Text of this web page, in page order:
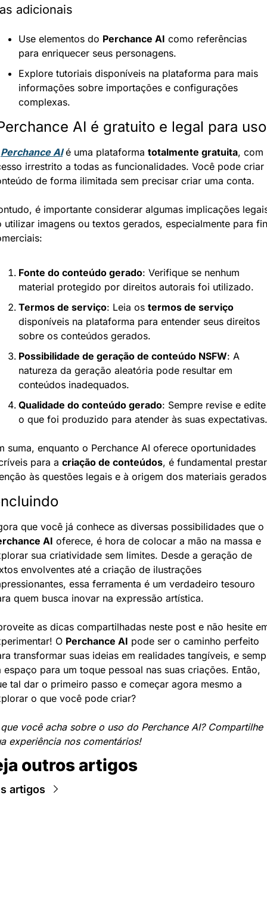
adicionais
Use elementos do Perchance AI como referências
para enriquecer seus personagens.
Explore tutoriais disponíveis na plataforma para mais
informações sobre importações e configurações
complexas.
AI é gratuito e legal para
Perchance AI é uma plataforma totalmente gratuita, com
irrestrito a todas as funcionalidades. Você pode criar
de forma ilimitada sem precisar criar uma conta.
é importante considerar algumas implicações
utilizar imagens ou textos gerados, especialmente para
Fonte do conteúdo gerado: Verifique se nenhum
material protegido por direitos autorais foi utilizado.
Termos de serviço: Leia os termos de serviço
disponíveis na plataforma para entender seus direitos
sobre os conteúdos gerados.
Possibilidade de geração de conteúdo NSFW: A
natureza da geração aleatória pode resultar em
conteúdos inadequados.
Qualidade do conteúdo gerado: Sempre revise e edite
o que foi produzido para atender às suas expectativas.
suma, enquanto o Perchance AI oferece oportunidades
para a criação de conteúdos, é fundamental prestar
às questões legais e à origem dos materiais
AI oferece, é hora de colocar a mão na massa e
sua criatividade sem limites. Desde a geração de
envolventes até a criação de ilustrações
essa ferramenta é um verdadeiro tesouro
quem busca inovar na expressão artística.
as dicas compartilhadas neste post e não hesite
O Perchance AI pode ser o caminho perfeito
transformar suas ideias em realidades tangíveis, e
espaço para um toque pessoal nas suas criações. Então,
tal dar o primeiro passo e começar agora mesmo a
o que você pode criar?
você acha sobre o uso do Perchance AI? Compartilhe
experiência nos comentários!
outros artigos
artigos